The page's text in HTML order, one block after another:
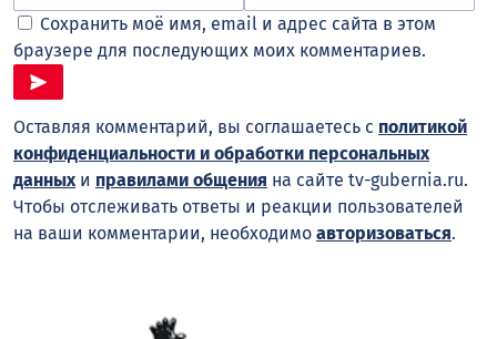
Сохранить моё имя, email и адрес сайта в этом
браузере для последующих моих комментариев.
Оставляя комментарий, вы соглашаетесь с политикой
конфиденциальности и обработки персональных
данныхи правилами общения на сайте tv-gubernia.ru.
Чтобы отслеживать ответы и реакции пользователей
на ваши комментарии, необходимо авторизоваться.